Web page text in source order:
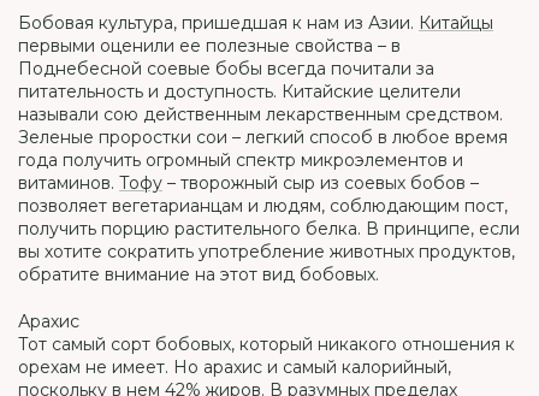
Бобовая культура, пришедшая к нам из Азии. Китайцы
первыми оценили ее полезные свойства – в
Поднебесной соевые бобы всегда почитали за
питательность и доступность. Китайские целители
называли сою действенным лекарственным средством.
Зеленые проростки сои – легкий способ в любое время
года получить огромный спектр микроэлементов и
витаминов. Тофу – творожный сыр из соевых бобов –
позволяет вегетарианцам и людям, соблюдающим пост,
получить порцию растительного белка. В принципе, если
вы хотите сократить употребление животных продуктов,
обратите внимание на этот вид бобовых.
Арахис
Тот самый сорт бобовых, который никакого отношения к
орехам не имеет. Но арахис и самый калорийный,
поскольку в нем 42% жиров. В разумных пределах